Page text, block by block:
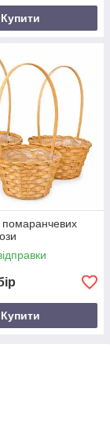
Купити
помаранчевих
Купити